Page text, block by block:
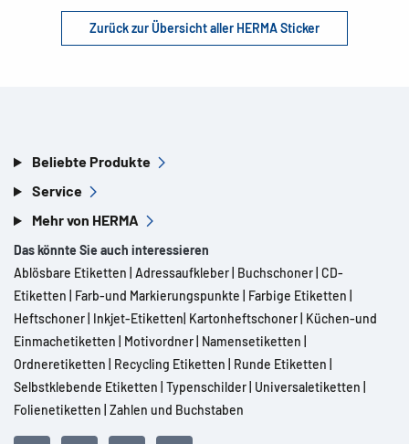
Zurück zur Übersicht aller HERMA Sticker
Beliebte Produkte
Service
Mehr von HERMA
Das könnte Sie auch interessieren
Ablösbare Etiketten Adressaufkleber Buchschoner CD-
Etiketten
Farb-und Markierungspunkte Farbige Etiketten
Heftschoner Inkjet-Etiketten Kartonheftschoner Küchen-und
Einmachetiketten
Motivordner Namensetiketten
Ordneretiketten
Recycling Etiketten Runde Etiketten
Selbstklebende Etiketten Typenschilder Universaletiketten
Folienetiketten Zahlen und Buchstaben